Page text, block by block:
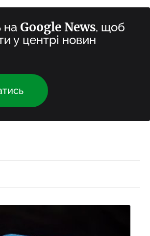
на Google News, щоб
у центрі новин